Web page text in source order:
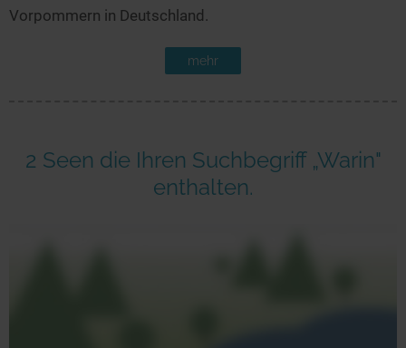
Vorpommern in Deutschland.
mehr
2 Seen die Ihren Suchbegriff „Warin"
enthalten.